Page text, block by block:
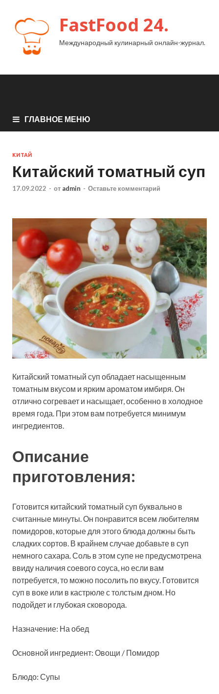
FastFood 24.
Международный кулинарный онлайн-журнал.
ГЛАВНОЕ МЕНЮ
КИТАЙ
Китайский томатный суп
17.09.2022 - от admin - Оставьте комментарий
Китайский томатный суп обладает насыщенным
томатным вкусом и ярким ароматом имбиря. Он
отлично согревает и насыщает, особенно в холодное
время года. При этом вам потребуется минимум
ингредиентов.
Описание
приготовления:
Готовится китайский томатный суп буквально в
считанные минуты. Он понравится всем любителям
помидоров, которые для этого блюда должны быть
сладких сортов. В крайнем случае добавьте в суп
немного сахара. Соль в этом супе не предусмотрена
ввиду наличия соевого соуса, но если вам
потребуется, то можно посолить по вкусу. Готовится
суп в воке или в кастрюле с толстым дном. Но
подойдет и глубокая сковорода.
Назначение: На обед
Основной ингредиент: Овощи / Помидор
Блюдо: Супы